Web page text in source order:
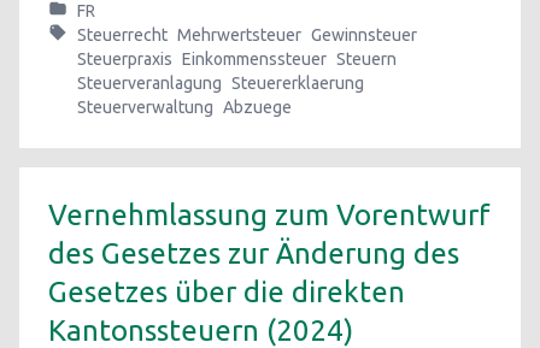
FR
Steuerrecht Mehrwertsteuer Gewinnsteuer
Steuerpraxis Einkommenssteuer Steuern
Steuerveranlagung Steuererklaerung
Steuerverwaltung Abzuege
Vernehmlassung zum Vorentwurf
des Gesetzes zur Änderung des
Gesetzes über die direkten
Kantonssteuern (2024)